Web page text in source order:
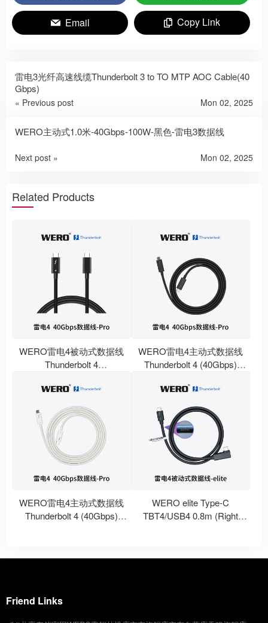
Email Copy Link
雷电3光纤高速线缆Thunderbolt 3 to TO MTP AOC Cable(40
Gbps)
« Previous post Mon 02, 2025
WERO主动式1.0米-40Gbps-100W-黑色-雷电3数据线
Next post » Mon 02, 2025
Related Products
WERO雷电4被动式数据线
Thunderbolt 4
0.5/0.7/0.8/1.0M-Black-Pro
WERO雷电4主动式数据线
Thunderbolt 4 (40Gbps)
Black
WERO雷电4主动式数据线
Thunderbolt 4 (40Gbps)
WERO elite Type-C
TBT4/USB4 0.8m (Right
Friend Links